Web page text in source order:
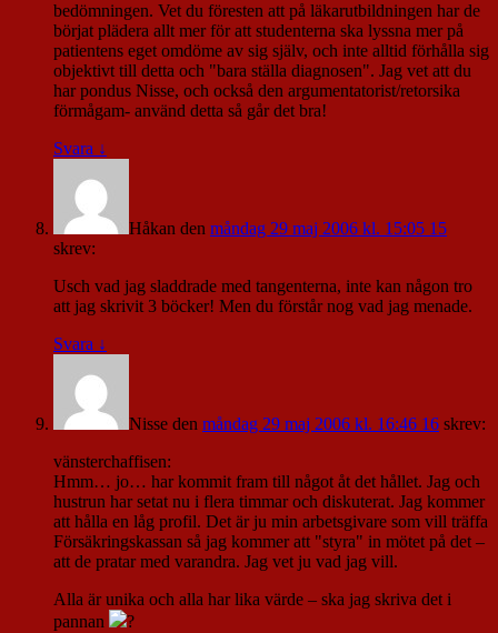
bedömningen. Vet du föresten att på läkarutbildningen har de
börjat plädera allt mer för att studenterna ska lyssna mer på
patientens eget omdöme av sig själv, och inte alltid förhålla sig
objektivt till detta och "bara ställa diagnosen". Jag vet att du
har pondus Nisse, och också den argumentatorist/retorsika
förmågam- använd detta så går det bra!
Svara ↓
Håkan den måndag 29 maj 2006 kl. 15:05 15
skrev:
Usch vad jag sladdrade med tangenterna, inte kan någon tro
att jag skrivit 3 böcker! Men du förstår nog vad jag menade.
Svara ↓
Nisse den måndag 29 maj 2006 kl. 16:46 16 skrev:
vänsterchaffisen:
Hmm… jo… har kommit fram till något åt det hållet. Jag och
hustrun har setat nu i flera timmar och diskuterat. Jag kommer
att hålla en låg profil. Det är ju min arbetsgivare som vill träffa
Försäkringskassan så jag kommer att "styra" in mötet på det –
att de pratar med varandra. Jag vet ju vad jag vill.
Alla är unika och alla har lika värde – ska jag skriva det i
pannan
?